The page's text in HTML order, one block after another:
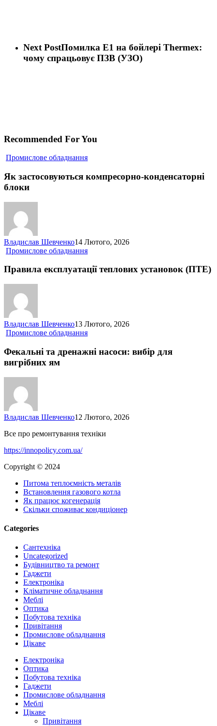
Next PostПомилка E1 на бойлері Thermex:
чому спрацьовує ПЗВ (УЗО)
Recommended For You
Промислове обладнанняЯк
компресорно-
конденсаторні
Як застосовуються компресорно-конденсаторні
блоки
Владислав Шевченко14 Лютого, 2026
Промислове обладнанняПравила
теплових
установок
Правила експлуатації теплових установок (ПТЕ)
Владислав Шевченко13 Лютого, 2026
Промислове обладнанняФекальні
дренажні
Фекальні та дренажні насоси: вибір для
вигрібних ям
Владислав Шевченко12 Лютого, 2026
Все про ремонтування техніки
https://innopolicy.com.ua/
Copyright © 2024
Питома теплоємність металів
Встановлення газового котла
Як працює когенерація
Скільки споживає кондиціонер
Categories
Cантехніка
Uncategorized
Будівництво та ремонт
Гаджети
Електроніка
Кліматичне обладнання
Меблі
Оптика
Побутова техніка
Привітання
Промислове обладнання
Цікаве
Close
Menu
Електроніка
Оптика
Побутова техніка
Гаджети
Промислове обладнання
Меблі
Цікаве
Привітання